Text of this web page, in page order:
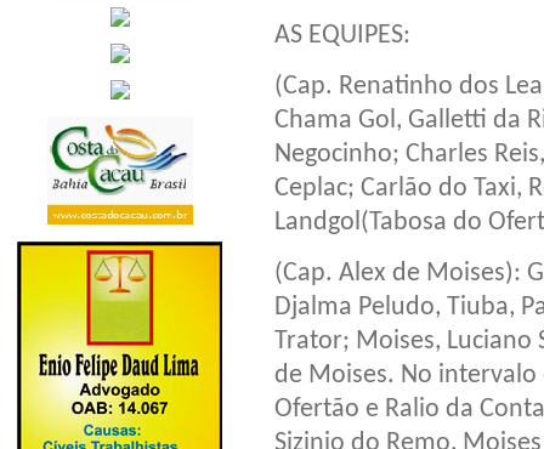
AS EQUIPES:
(Cap. Renatinho dos
Chama Gol, Galletti da
Negocinho; Charles
Ceplac; Carlão do Taxi,
Landgol(Tabosa do
(Cap. Alex de Moises):
Djalma Peludo, Tiuba,
Trator; Moises, Luciano
de Moises. No
Ofertão e Ralio da
Sizinio do Remo,